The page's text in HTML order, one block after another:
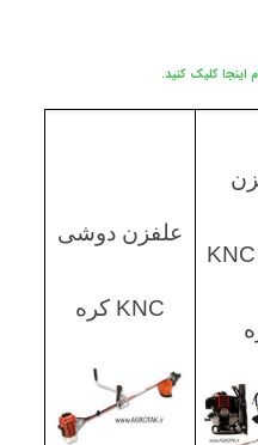
اینجا کلیک کنید.
پشتی KNC
علفزن دوشی
KNC کره